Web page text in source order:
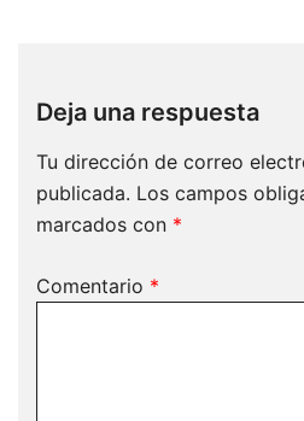
Deja una respuesta
Tu dirección de correo
publicada. Los campos
marcados con *
Comentario *